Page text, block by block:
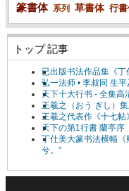
篆書体 系列 草書体 行
トップ 記事
已出版书法作品集《丁
弘一法师 • 李叔同 生
天下十大行书 - 全集高
王羲之（おう ぎし）
王羲之代表作《十七
天下の第1行書 蘭亭序
丁仕美大篆书法横幅
兮。”